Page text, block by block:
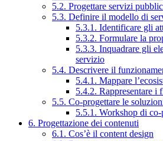
5.2. Progettare servizi
5.3. Definire il modello di
5.3.1. Identificare gli
5.3.2. Formulare la
5.3.3. Inquadrare gli
servizio
5.4. Descrivere il
5.4.1. Mappare
5.4.2. Rappresentare i
5.5. Co-progettare le
5.5.1. Workshop di
6. Progettazione dei contenuti
6.1. Cos’è il content design